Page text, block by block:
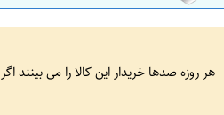
هر روزه صدها خریدار این کالا را می بینند